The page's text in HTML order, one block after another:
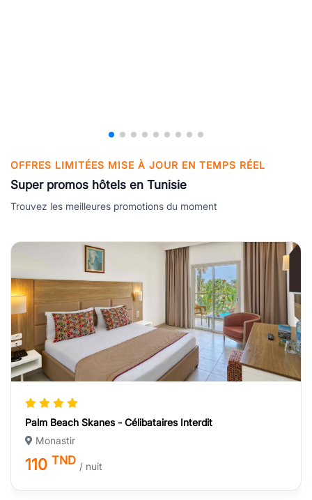
OFFRES LIMITÉES MISE À JOUR EN TEMPS RÉEL
Super promos hôtels en Tunisie
Trouvez les meilleures promotions du moment
Palm Beach Skanes - Célibataires Interdit
Monastir
110 TND / nuit